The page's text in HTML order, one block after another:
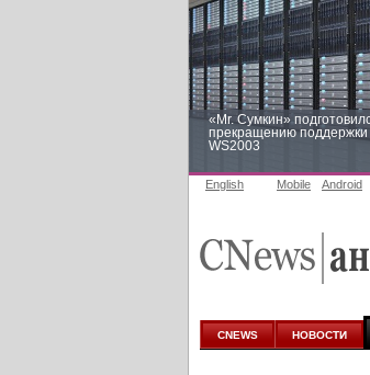
«Mr. Сумкин»
прекращению поддержки
WS2003
аналитике
English Mobile Android
CNEWS НОВОСТИ